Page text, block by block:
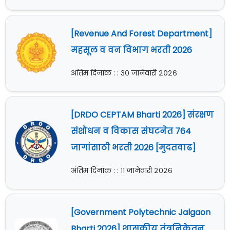
[Revenue And Forest Department]
महसूल व वन विभाग भरती 2026
अंतिम दिनांक : : ३० जानेवारी २०२६
[DRDO CEPTAM Bharti 2026] संरक्षण
संशोधन व विकास संघटनेत 764
जागांसाठी भरती 2026 [मुदतवाढ]
अंतिम दिनांक : : ११ जानेवारी २०२६
[Government Polytechnic Jalgaon